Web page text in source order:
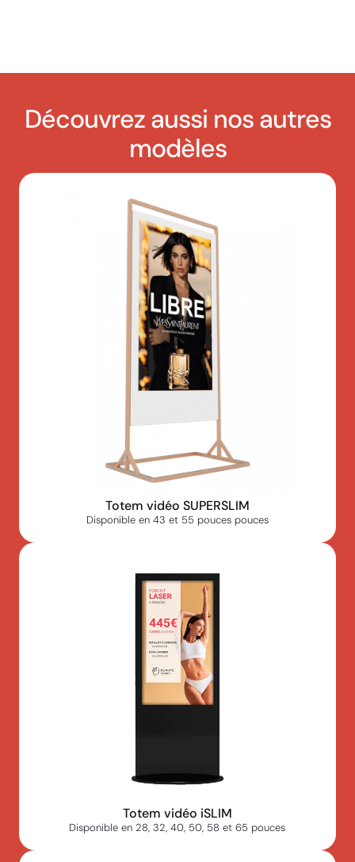
Découvrez aussi nos autres
modèles
Totem vidéo SUPERSLIM
Disponible en 43 et 55 pouces pouces
Totem vidéo iSLIM
Disponible en 28, 32, 40, 50, 58 et 65 pouces